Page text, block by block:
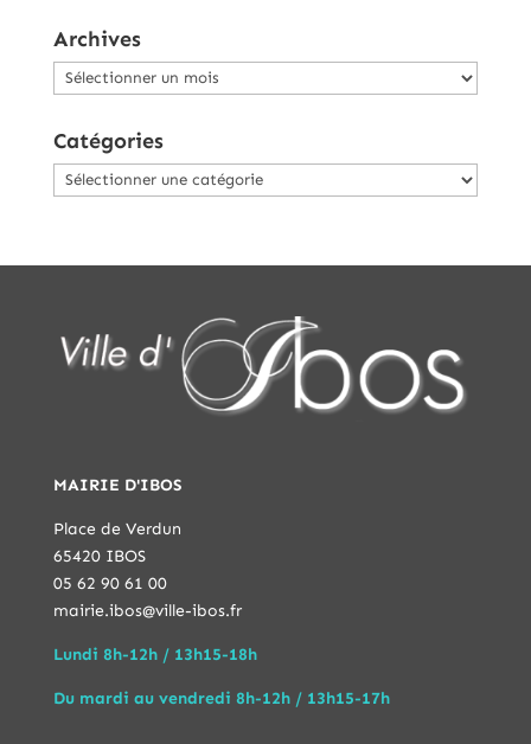
Archives
Archives
Catégories
Catégories
MAIRIE D'IBOS
Place de Verdun
65420 IBOS
05 62 90 61 00
mairie.ibos@ville-ibos.fr
Lundi 8h-12h / 13h15-18h
Du mardi au vendredi 8h-12h / 13h15-17h